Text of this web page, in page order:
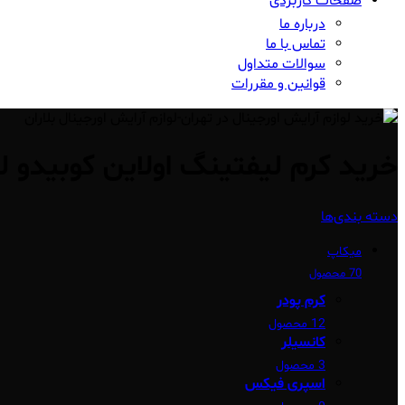
درباره ما
تماس با ما
سوالات متداول
قوانین و مقررات
دسته بندی‌ها
میکاپ
70 محصول
کرم پودر
12 محصول
کانسیلر
3 محصول
اسپری فیکس